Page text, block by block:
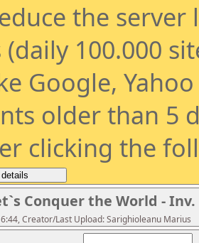
the
100.000
Google,
older than 5
clicking the
Conquer the World -
Creator/Last Upload: Sarighioleanu Marius